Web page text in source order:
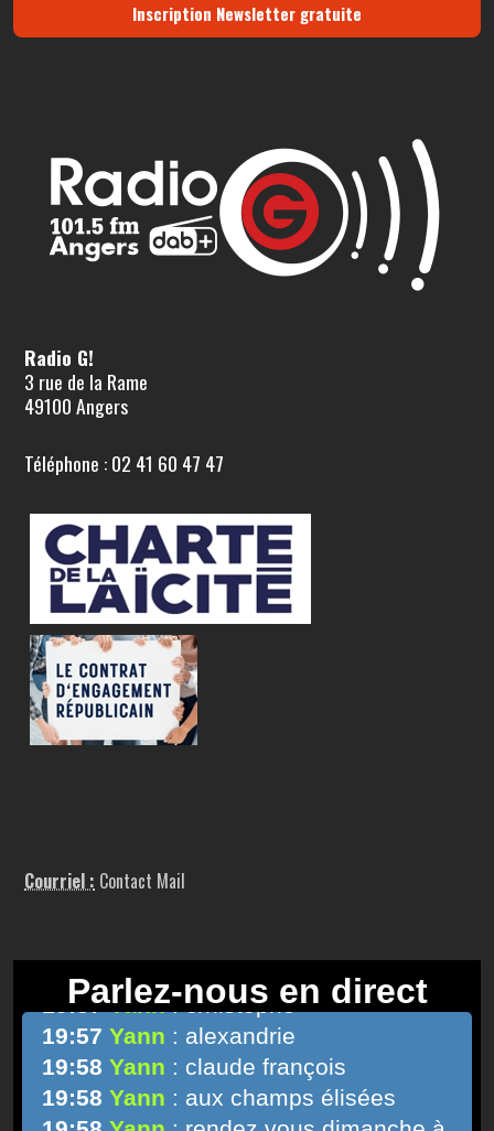
Inscription Newsletter gratuite
Radio G!
3 rue de la Rame
49100 Angers
Téléphone : 02 41 60 47 47
Courriel : Contact Mail